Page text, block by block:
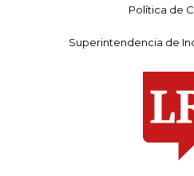
Política de
Superintendencia de